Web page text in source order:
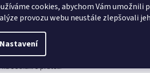
cookies, abychom Vám umožnili
provozu webu neustále zlepšovali
Nastavení
Detailní popis produktu
Tento dámský svetr s přídavkem luxusní vlny
cení přírodních materiálů, elegance a pohodlí.
polokruhovým výstřihem činí model ideálním
na setkání s přáteli.